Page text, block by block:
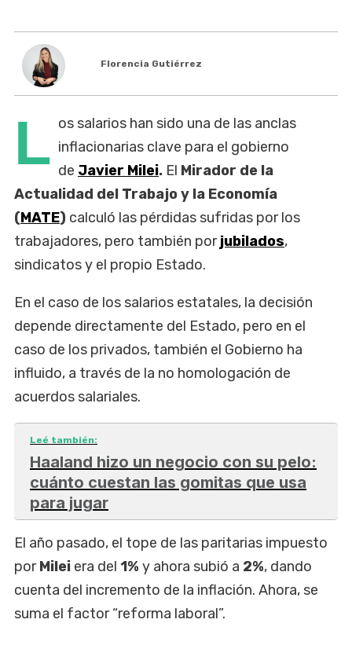
Florencia Gutiérrez
L os salarios han sido una de las anclas
inflacionarias clave para el gobierno
de Javier Milei. El Mirador de la
Actualidad del Trabajo y la Economía
(MATE) calculó las pérdidas sufridas por los
trabajadores, pero también porjubilados,
sindicatos y el propio Estado.
En el caso de los salarios estatales, la decisión
depende directamente del Estado, pero en el
caso de los privados, también el Gobierno ha
influido, a través de la no homologación de
acuerdos salariales.
Leé también:
Haaland hizo un negocio con su pelo:
cuánto cuestan las gomitas que usa
para jugar
El año pasado, el tope de las paritarias impuesto
porMilei era del 1% y ahora subió a 2%, dando
cuenta del incremento de la inflación. Ahora, se
suma el factor “reforma laboral”.